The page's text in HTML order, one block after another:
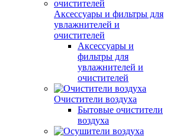
Аксессуары и фильтры для
увлажнителей и
очистителей
Аксессуары и
фильтры для
увлажнителей и
очистителей
Очистители воздуха
Бытовые очистители
воздуха